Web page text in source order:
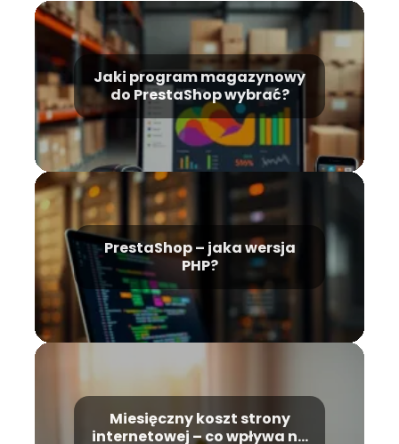
Jaki program magazynowy
do PrestaShop wybrać?
PrestaShop – jaka wersja
PHP?
Miesięczny koszt strony
internetowej – co wpływa na